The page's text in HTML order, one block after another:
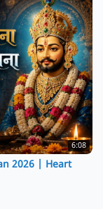
6:08
2026 | Heart